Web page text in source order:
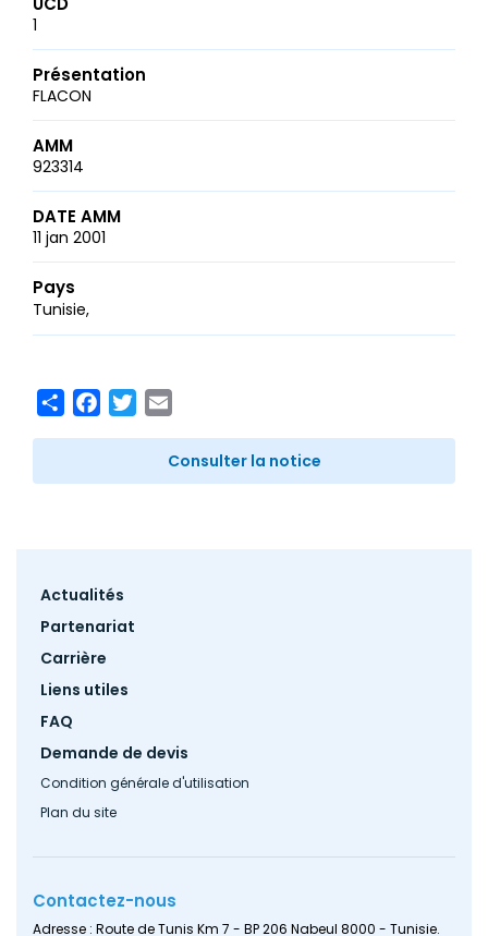
1
Présentation
FLACON
AMM
923314
DATE AMM
11 jan 2001
Pays
Tunisie
ShareFacebook
Twitter
Consulter la notice
Footer
Actualités
Partenariat
Carrière
Liens utiles
FAQ
Demande de devis
Condition générale d'utilisation
Plan du site
Contactez-nous
Adresse : Route de Tunis Km 7 - BP 206 Nabeul 8000 - Tunisie.